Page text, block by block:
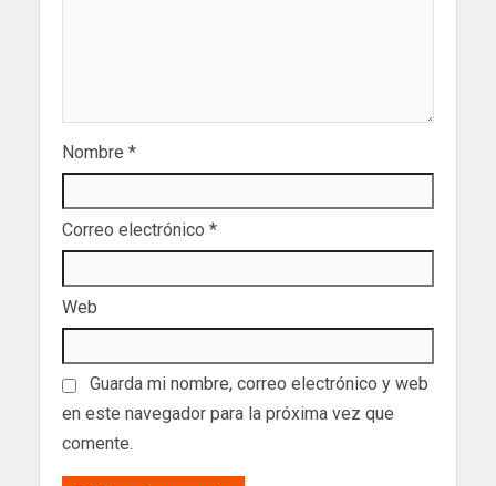
Nombre *
Correo electrónico *
Web
Guarda mi nombre, correo electrónico y web
en este navegador para la próxima vez que
comente.